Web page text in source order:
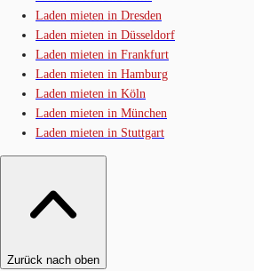
Laden mieten in Dresden
Laden mieten in Düsseldorf
Laden mieten in Frankfurt
Laden mieten in Hamburg
Laden mieten in Köln
Laden mieten in München
Laden mieten in Stuttgart
Zurück nach oben